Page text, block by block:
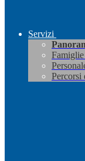
Servizi
Famiglie
Percorsi